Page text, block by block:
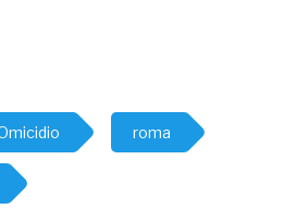
roma